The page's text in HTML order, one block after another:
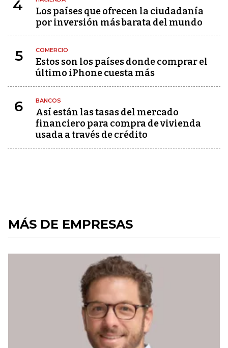
4
Los países que ofrecen la ciudadanía
por inversión más barata del mundo
5 COMERCIO
Estos son los países donde comprar el
último iPhone cuesta más
6 BANCOS
Así están las tasas del mercado
financiero para compra de vivienda
usada a través de crédito
MÁS DE EMPRESAS